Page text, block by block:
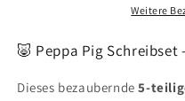
5-Weitere
🐷 Peppa Pig
Dieses bezaubernde5-